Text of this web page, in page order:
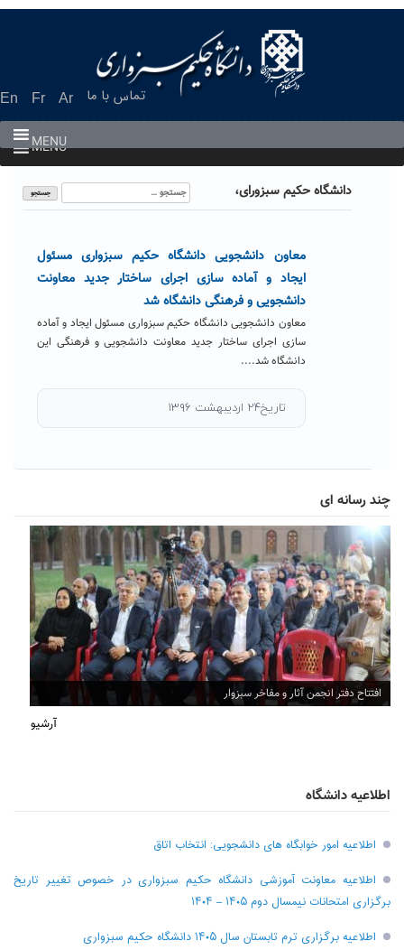
En Fr Ar تماس با ما
MENU
MENU
دانشگاه حکیم سبزورای،
جستجو
برای:
معاون دانشجویی دانشگاه حکیم سبزواری مسئول
ایجاد و آماده سازی اجرای ساختار جدید معاونت
دانشجویی و فرهنگی دانشگاه شد
معاون دانشجویی دانشگاه حکیم سبزواری مسئول ایجاد و آماده
سازی اجرای ساختار جدید معاونت دانشجویی و فرهنگی این
دانشگاه شد....
تاریخ۲۴ اردیبهشت ۱۳۹۶
چند رسانه ای
افتتاح دفتر انجمن آثار و مفاخر سبزوار
آرشیو
اطلاعیه دانشگاه
اطلاعیه امور خوابگاه های دانشجویی: انتخاب اتاق
اطلاعیه معاونت آموزشی دانشگاه حکیم سبزواری در خصوص تغییر تاریخ
برگزاری امتحانات نیمسال دوم ۱۴۰۵ – ۱۴۰۴
اطلاعیه برگزاری ترم تابستان سال ۱۴۰۵ دانشگاه حکیم سبزواری